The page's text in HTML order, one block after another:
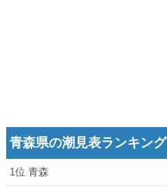
青森県の潮見表ランキング
1位 青森